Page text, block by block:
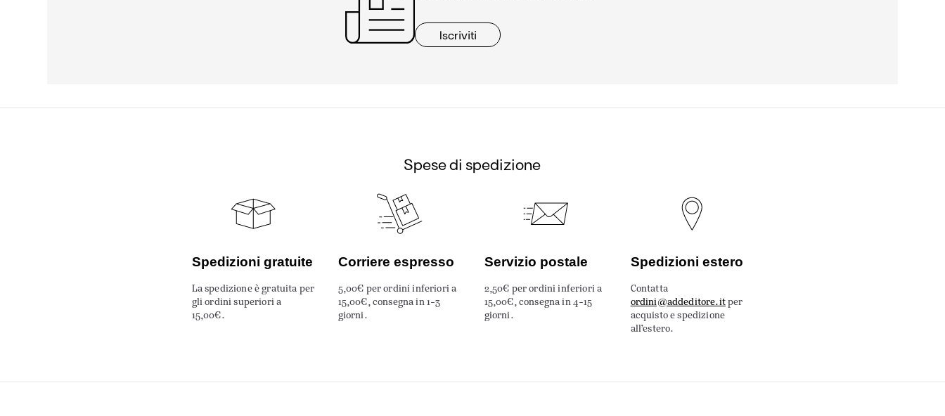
Iscriviti
Spese di spedizione
Spedizioni gratuite
La spedizione è gratuita per
gli ordini superiori a
15,00€.
Corriere espresso
5,00€ per ordini inferiori a
15,00€, consegna in 1-3
giorni.
Servizio postale
2,50€ per ordini inferiori a
15,00€, consegna in 4-15
giorni.
Spedizioni estero
Contatta
ordini@addeditore.itper
acquisto e spedizione
all’estero.